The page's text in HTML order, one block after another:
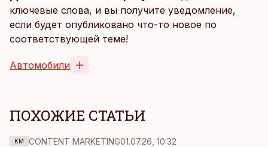
ключевые слова, и вы получите уведомление,
если будет опубликовано что-то новое по
соответствующей теме!
Автомобили
ПОХОЖИЕ СТАТЬИ
KM CONTENT MARKETING01.07.26, 10:32